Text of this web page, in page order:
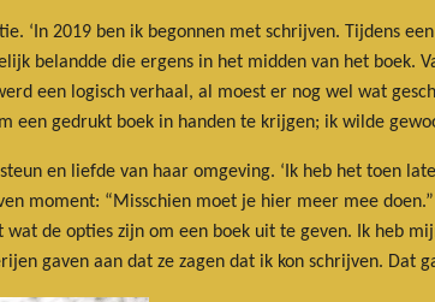
‘In 2019 ben ik begonnen met schrijven. Tijdens
belandde die ergens in het midden van het boek.
een logisch verhaal, al moest er nog wel wat
een gedrukt boek in handen te krijgen; ik wilde
en liefde van haar omgeving. ‘Ik heb het toen
moment: “Misschien moet je hier meer mee
de opties zijn om een boek uit te geven. Ik heb
gaven aan dat ze zagen dat ik kon schrijven. Dat